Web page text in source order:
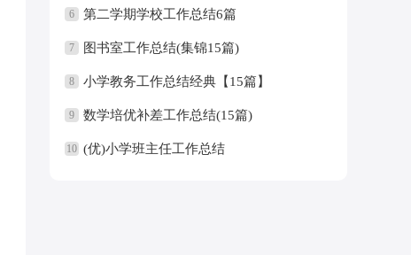
6 第二学期学校工作总结6篇
7 图书室工作总结(集锦15篇)
8 小学教务工作总结经典【15篇】
9 数学培优补差工作总结(15篇)
10 (优)小学班主任工作总结